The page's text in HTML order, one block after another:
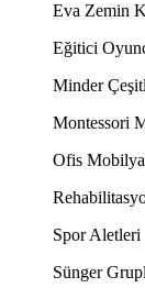
Eva Zemin
Eğitici
Minder
Montessori
Ofis
Spor Aletleri
Sünger